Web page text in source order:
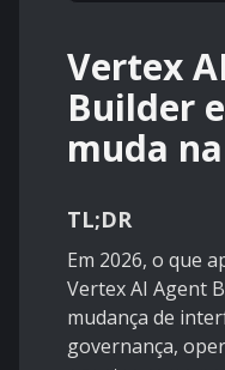
Vertex
Builder
muda
TL;DR
Em 2026, o que
Vertex AI Agent
mudança de
governança,